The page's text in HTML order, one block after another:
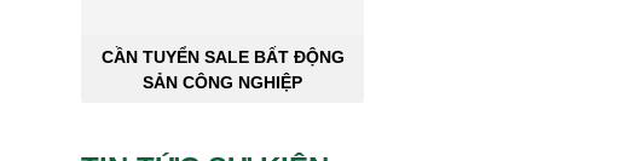
CẦN TUYỂN SALE BẤT ĐỘNG
SẢN CÔNG NGHIỆP